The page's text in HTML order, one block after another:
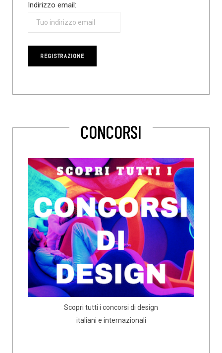
Indirizzo email:
CONCORSI
Scopri tutti i concorsi di design
italiani e internazionali